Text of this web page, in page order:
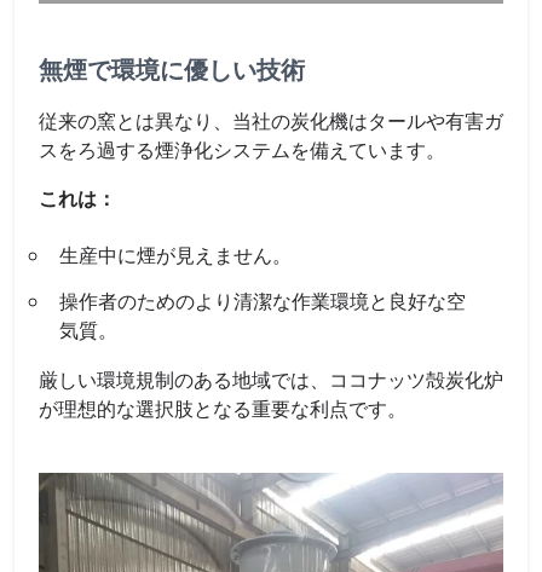
無煙で環境に優しい技術
従来の窯とは異なり、当社の炭化機はタールや有害ガ
スをろ過する煙浄化システムを備えています。
これは：
生産中に煙が見えません。
操作者のためのより清潔な作業環境と良好な空
気質。
厳しい環境規制のある地域では、ココナッツ殻炭化炉
が理想的な選択肢となる重要な利点です。